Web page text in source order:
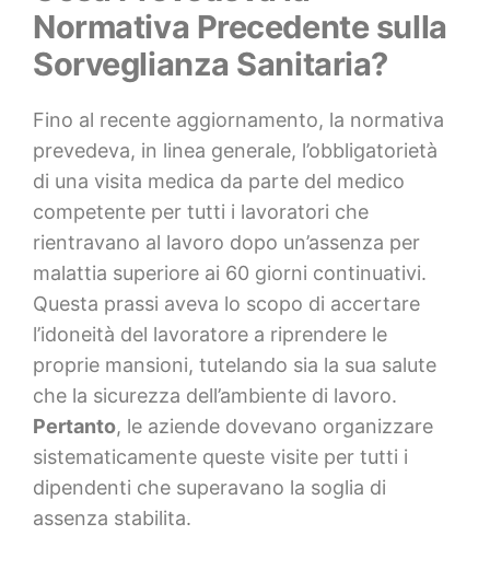
Normativa Precedente sulla
Sorveglianza Sanitaria?
Fino al recente aggiornamento, la normativa
prevedeva, in linea generale, l’obbligatorietà
di una visita medica da parte del medico
competente per tutti i lavoratori che
rientravano al lavoro dopo un’assenza per
malattia superiore ai 60 giorni continuativi.
Questa prassi aveva lo scopo di accertare
l’idoneità del lavoratore a riprendere le
proprie mansioni, tutelando sia la sua salute
che la sicurezza dell’ambiente di lavoro.
Pertanto, le aziende dovevano organizzare
sistematicamente queste visite per tutti i
dipendenti che superavano la soglia di
assenza stabilita.